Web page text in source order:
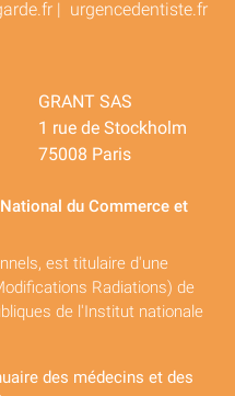
| urgencedentiste.fr
GRANT SAS
1 rue de Stockholm
75008 Paris
du Commerce et
est titulaire d'une
Radiations) de
de l'Institut nationale
des médecins et des